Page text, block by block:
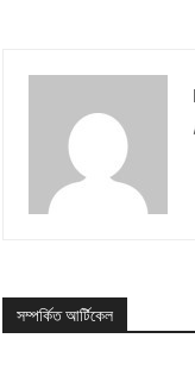
সম্পর্কিত আর্টিকেল